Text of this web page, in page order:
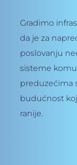
Gradimo
da je za
poslovanju
sisteme
preduzećima
budućnost
ranije.